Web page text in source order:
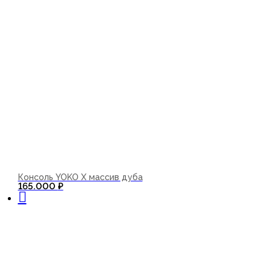
Консоль YOKO X массив дуба
165.000 ₽